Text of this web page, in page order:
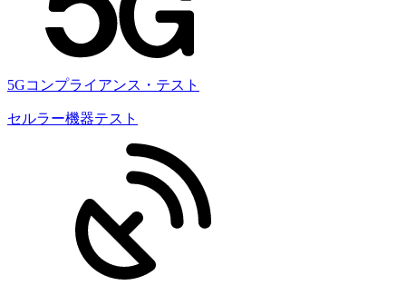
5Gコンプライアンス・テスト
セルラー機器テスト